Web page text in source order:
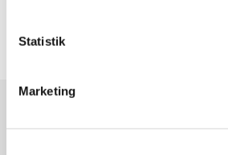
Statistik
Marketing
Nybegynder